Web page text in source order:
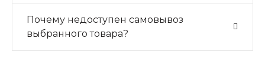
Почему недоступен самовывоз
выбранного товара?